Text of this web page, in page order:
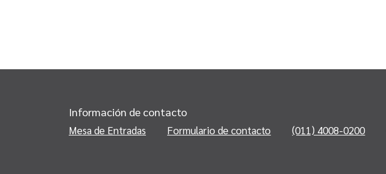
Información de contacto
Mesa de Entradas Formulario de contacto (011) 4008-0200